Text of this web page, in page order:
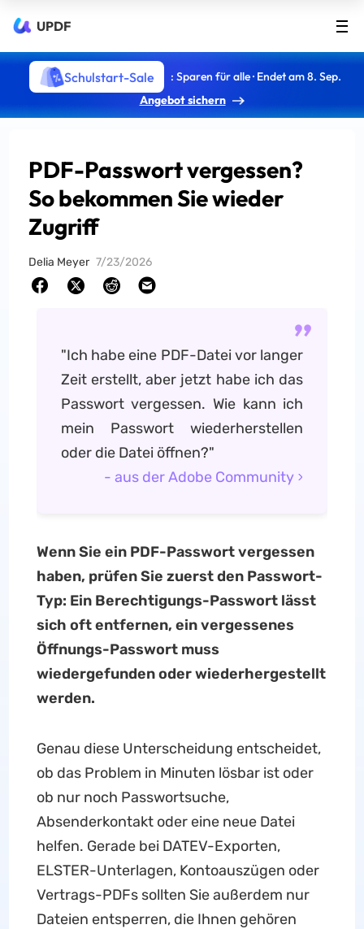
UPDF
Schulstart-Sale
: Sparen für alle · Endet am 8. Sep.
Angebot sichern
PDF-Passwort vergessen?
So bekommen Sie wieder
Zugriff
Delia Meyer 7/23/2026
"Ich habe eine PDF-Datei vor langer
Zeit erstellt, aber jetzt habe ich das
Passwort vergessen. Wie kann ich
mein Passwort wiederherstellen
oder die Datei öffnen?"
- aus der Adobe Community
Wenn Sie ein PDF-Passwort vergessen
haben, prüfen Sie zuerst den Passwort-
Typ: Ein Berechtigungs-Passwort lässt
sich oft entfernen, ein vergessenes
Öffnungs-Passwort muss
wiedergefunden oder wiederhergestellt
werden.
Genau diese Unterscheidung entscheidet,
ob das Problem in Minuten lösbar ist oder
ob nur noch Passwortsuche,
Absenderkontakt oder eine neue Datei
helfen. Gerade bei DATEV-Exporten,
ELSTER-Unterlagen, Kontoauszügen oder
Vertrags-PDFs sollten Sie außerdem nur
Dateien entsperren, die Ihnen gehören